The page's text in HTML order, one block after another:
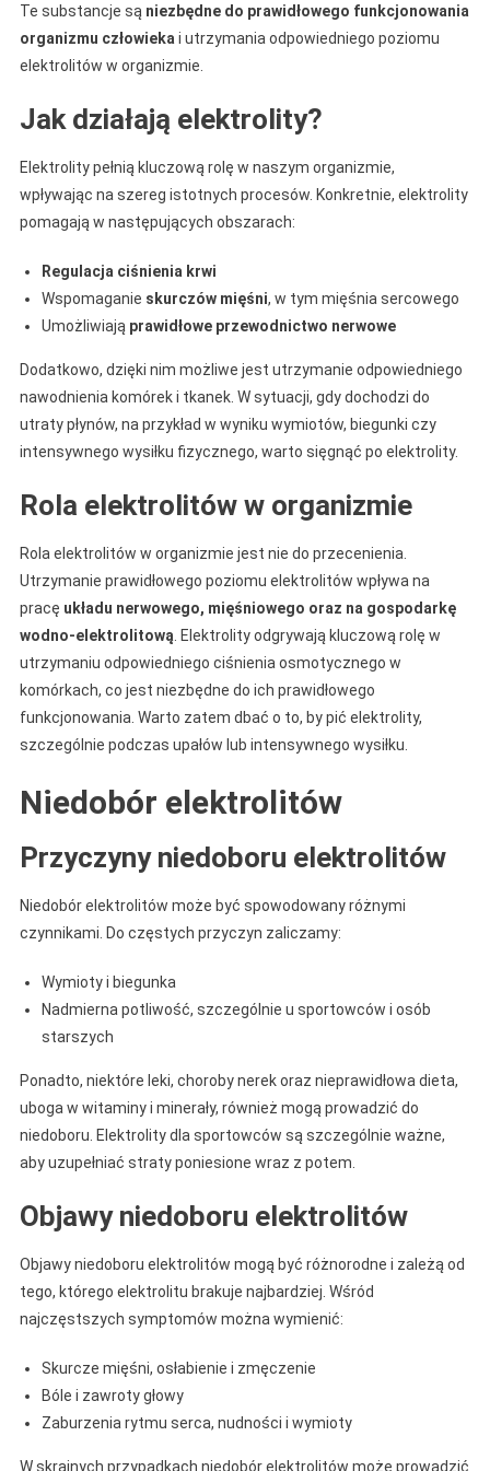
Te substancje są niezbędne do prawidłowego funkcjonowania
organizmu człowieka i utrzymania odpowiedniego poziomu
elektrolitów w organizmie.
Jak działają elektrolity?
Elektrolity pełnią kluczową rolę w naszym organizmie,
wpływając na szereg istotnych procesów. Konkretnie, elektrolity
pomagają w następujących obszarach:
Regulacja ciśnienia krwi
Wspomaganie skurczów mięśni, w tym mięśnia sercowego
Umożliwiają prawidłowe przewodnictwo nerwowe
Dodatkowo, dzięki nim możliwe jest utrzymanie odpowiedniego
nawodnienia komórek i tkanek. W sytuacji, gdy dochodzi do
utraty płynów, na przykład w wyniku wymiotów, biegunki czy
intensywnego wysiłku fizycznego, warto sięgnąć po elektrolity.
Rola elektrolitów w organizmie
Rola elektrolitów w organizmie jest nie do przecenienia.
Utrzymanie prawidłowego poziomu elektrolitów wpływa na
pracę układu nerwowego, mięśniowego oraz na gospodarkę
wodno-elektrolitową . Elektrolity odgrywają kluczową rolę w
utrzymaniu odpowiedniego ciśnienia osmotycznego w
komórkach, co jest niezbędne do ich prawidłowego
funkcjonowania. Warto zatem dbać o to, by pić elektrolity,
szczególnie podczas upałów lub intensywnego wysiłku.
Niedobór elektrolitów
Przyczyny niedoboru elektrolitów
Niedobór elektrolitów może być spowodowany różnymi
czynnikami. Do częstych przyczyn zaliczamy:
Wymioty i biegunka
Nadmierna potliwość, szczególnie u sportowców i osób
starszych
Ponadto, niektóre leki, choroby nerek oraz nieprawidłowa dieta,
uboga w witaminy i minerały, również mogą prowadzić do
niedoboru. Elektrolity dla sportowców są szczególnie ważne,
aby uzupełniać straty poniesione wraz z potem.
Objawy niedoboru elektrolitów
Objawy niedoboru elektrolitów mogą być różnorodne i zależą od
tego, którego elektrolitu brakuje najbardziej. Wśród
najczęstszych symptomów można wymienić:
Skurcze mięśni, osłabienie i zmęczenie
Bóle i zawroty głowy
Zaburzenia rytmu serca, nudności i wymioty
W skrajnych przypadkach niedobór elektrolitów może prowadzić